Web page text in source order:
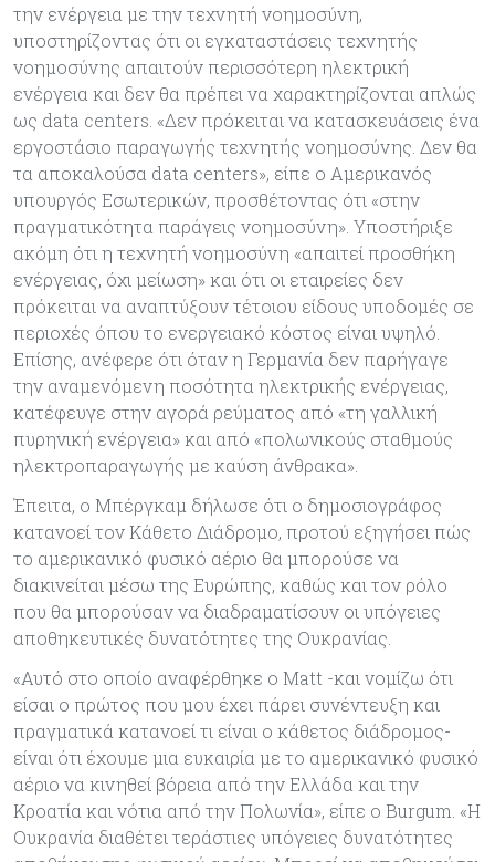
την ενέργεια με την τεχνητή νοημοσύνη,
υποστηρίζοντας ότι οι εγκαταστάσεις τεχνητής
νοημοσύνης απαιτούν περισσότερη ηλεκτρική
ενέργεια και δεν θα πρέπει να χαρακτηρίζονται απλώς
ως data centers. «Δεν πρόκειται να κατασκευάσεις ένα
εργοστάσιο παραγωγής τεχνητής νοημοσύνης. Δεν θα
τα αποκαλούσα data centers», είπε ο Αμερικανός
υπουργός Εσωτερικών, προσθέτοντας ότι «στην
πραγματικότητα παράγεις νοημοσύνη». Υποστήριξε
ακόμη ότι η τεχνητή νοημοσύνη «απαιτεί προσθήκη
ενέργειας, όχι μείωση» και ότι οι εταιρείες δεν
πρόκειται να αναπτύξουν τέτοιου είδους υποδομές σε
περιοχές όπου το ενεργειακό κόστος είναι υψηλό.
Επίσης, ανέφερε ότι όταν η Γερμανία δεν παρήγαγε
την αναμενόμενη ποσότητα ηλεκτρικής ενέργειας,
κατέφευγε στην αγορά ρεύματος από «τη γαλλική
πυρηνική ενέργεια» και από «πολωνικούς σταθμούς
ηλεκτροπαραγωγής με καύση άνθρακα».
Έπειτα, ο Μπέργκαμ δήλωσε ότι ο δημοσιογράφος
κατανοεί τον Κάθετο Διάδρομο, προτού εξηγήσει πώς
το αμερικανικό φυσικό αέριο θα μπορούσε να
διακινείται μέσω της Ευρώπης, καθώς και τον ρόλο
που θα μπορούσαν να διαδραματίσουν οι υπόγειες
αποθηκευτικές δυνατότητες της Ουκρανίας.
«Αυτό στο οποίο αναφέρθηκε ο Matt -και νομίζω ότι
είσαι ο πρώτος που μου έχει πάρει συνέντευξη και
πραγματικά κατανοεί τι είναι ο κάθετος διάδρομος-
είναι ότι έχουμε μια ευκαιρία με το αμερικανικό φυσικό
αέριο να κινηθεί βόρεια από την Ελλάδα και την
Κροατία και νότια από την Πολωνία», είπε ο Burgum. «Η
Ουκρανία διαθέτει τεράστιες υπόγειες δυνατότητες